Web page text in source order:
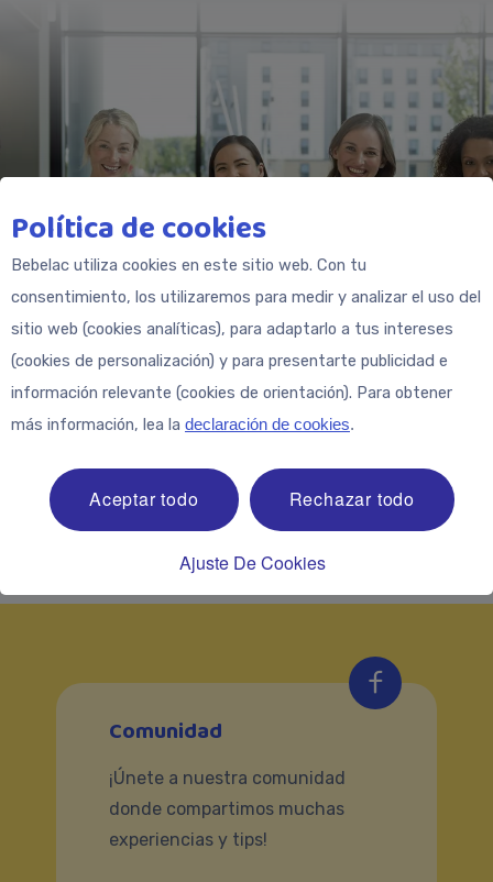
¿Necesitas ayuda?
través de messenger.
Envía un mensaje aquí.
Comunidad
¡Únete a nuestra comunidad
donde compartimos muchas
experiencias y tips!
Política de cookies
Bebelac utiliza cookies en este sitio web. Con tu
consentimiento, los utilizaremos para medir y analizar el uso del
sitio web (cookies analíticas), para adaptarlo a tus intereses
(cookies de personalización) y para presentarte publicidad e
información relevante (cookies de orientación). Para obtener
más información, lea la declaración de cookies.
Aceptar todo Rechazar todo
Ajuste De Cookies